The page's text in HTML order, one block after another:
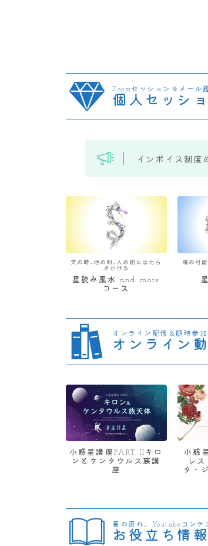
Zoomセッション＆メー
個人セッシ
インボイス制度
天の時×地の利×人の和にはたら
きかける
星読み風水 and more
コース
魂の可
オンライン配信＆随時参
オンライン
小惑星講座PART IIキロ
ンとケンタウルス族講
座
小惑
レス
タ・
星の流れ、Youtubeコンテ
お役立ち情報